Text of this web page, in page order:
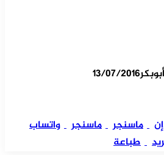
13/07/2016
ماسنجر ماسنجر
واتساب
طباعة